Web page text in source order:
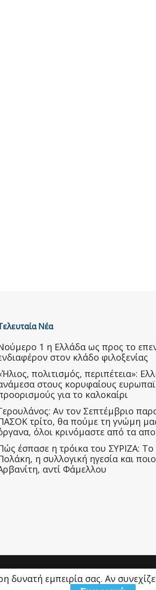
Νέα
1 η Ελλάδα ως προς το
στον κλάδο φιλοξενίας
πολιτισμός, περιπέτεια»:
στους κορυφαίους
για το καλοκαίρι
Αν τον Σεπτέμβριο
τρίτο, θα πούμε τη γνώμη
όλοι κρινόμαστε από τα
έσπασε η τρόικα του ΣΥΡΙΖΑ:
η συλλογική ηγεσία και
αντί Φάμελλου
δυνατή εμπειρία σας. Αν